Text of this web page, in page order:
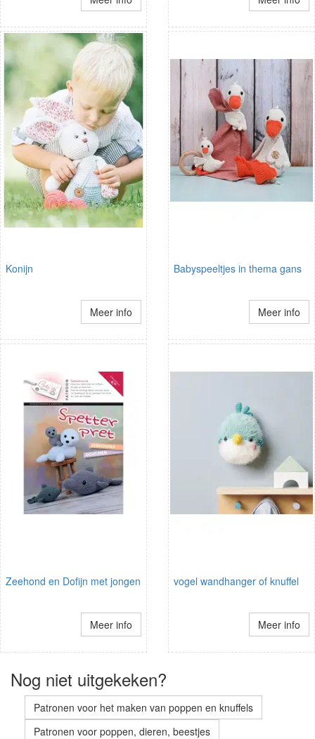
Konijn
Meer info
Babyspeeltjes in thema gans
Meer info
Zeehond en Dofijn met jongen
Meer info
vogel wandhanger of knuffel
Meer info
Nog niet uitgekeken?
Patronen voor het maken van poppen en knuffels
Patronen voor poppen, dieren, beestjes